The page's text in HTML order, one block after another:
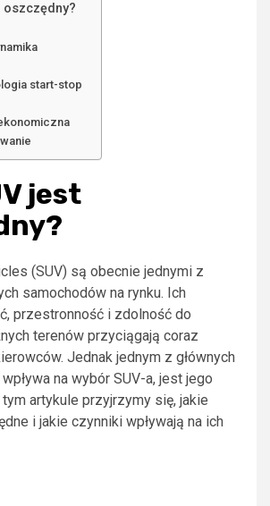
oszczędny?
start-stop
jest
(SUV) są obecnie jednymi z
samochodów na rynku. Ich
przestronność i zdolność do
terenów przyciągają coraz
Jednak jednym z głównych
na wybór SUV-a, jest jego
artykule przyjrzymy się, jakie
i jakie czynniki wpływają na ich